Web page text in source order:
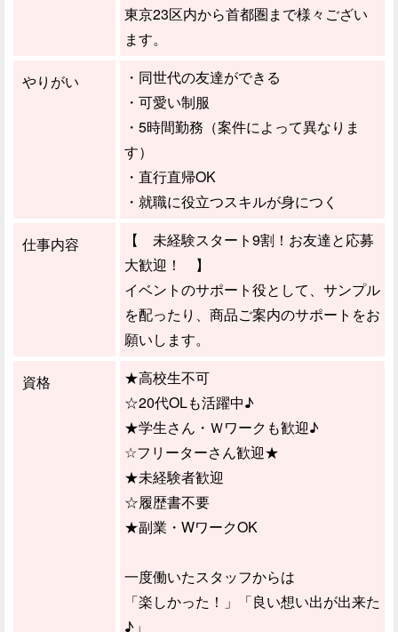
東京23区内から首都圏まで様々ござい
ます。
やりがい
・同世代の友達ができる
・可愛い制服
・5時間勤務（案件によって異なりま
す）
・直行直帰OK
・就職に役立つスキルが身につく
仕事内容
【 未経験スタート9割！お友達と応募
大歓迎！ 】
イベントのサポート役として、サンプル
を配ったり、商品ご案内のサポートをお
願いします。
資格
★高校生不可
☆20代OLも活躍中♪
★学生さん・Ｗワークも歓迎♪
☆フリーターさん歓迎★
★未経験者歓迎
☆履歴書不要
★副業・WワークOK
一度働いたスタッフからは
「楽しかった！」「良い想い出が出来た
♪」